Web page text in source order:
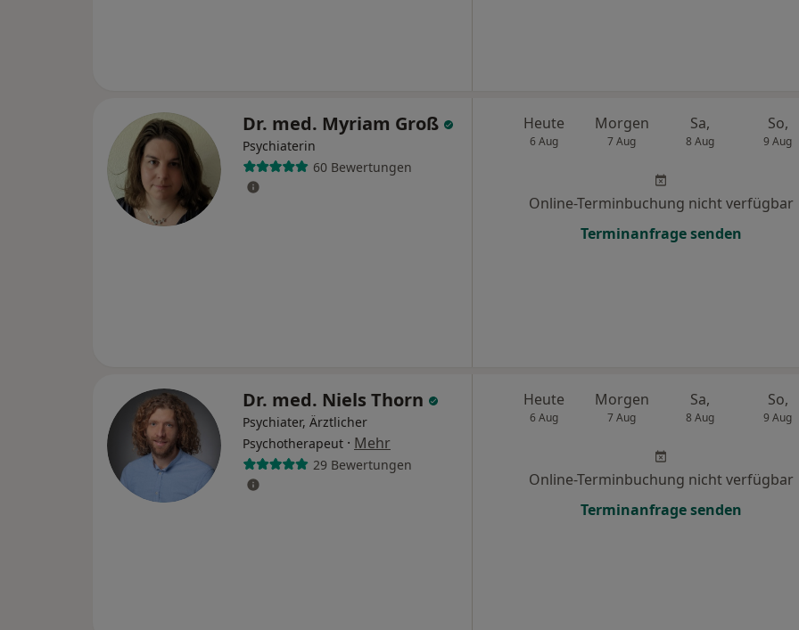
Dr. med. Myriam Groß
Psychiaterin
60 Bewertungen
Heute
6 Aug
Morgen
7 Aug
Sa,
8 Aug
So,
9 Aug
Online-Terminbuchung nicht verfügbar
Terminanfrage senden
Dr. med. Niels Thorn
Psychiater, Ärztlicher
Psychotherapeut · Mehr
29 Bewertungen
Heute
6 Aug
Morgen
7 Aug
Sa,
8 Aug
So,
9 Aug
Online-Terminbuchung nicht verfügbar
Terminanfrage senden